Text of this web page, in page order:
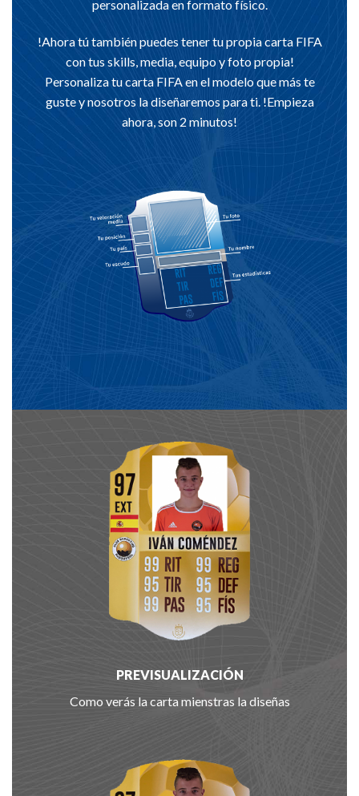
personalizada en formato físico.
!Ahora tú también puedes tener tu propia carta FIFA
con tus skills, media, equipo y foto propia!
Personaliza tu carta FIFA en el modelo que más te
guste y nosotros la diseñaremos para ti. !Empieza
ahora, son 2 minutos!
PREVISUALIZACIÓN
Como verás la carta mienstras la diseñas